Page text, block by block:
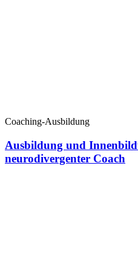
Coaching-Ausbildung
Ausbildung und
neurodivergenter Coach